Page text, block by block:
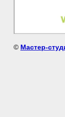
© Мастер-